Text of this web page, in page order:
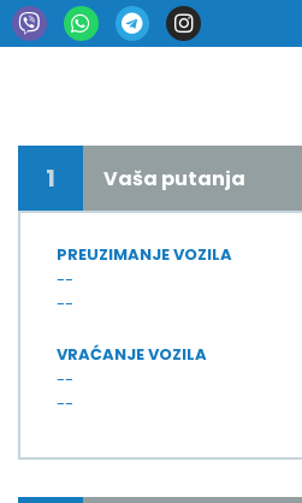
1 Vaša putanja
PREUZIMANJE VOZILA
--
--
VRAĆANJE VOZILA
--
--